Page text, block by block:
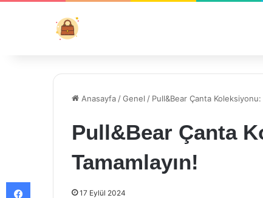
Anasayfa /Genel / Pull&Bear Çanta Koleksiyonu:
Pull&Bear Çanta
Tamamlayın!
17 Eylül 2024
Facebook